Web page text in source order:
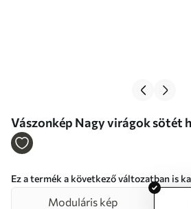
Vászonkép Nagy virágok sötét háttér előtt Nr
s46885
Ez a termék a következő változatban is
Moduláris kép